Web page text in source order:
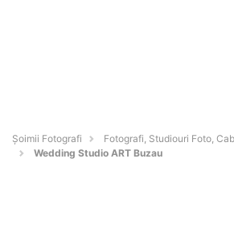
Șoimii Fotografi
Fotografi, Studiouri Foto,
Wedding Studio ART Buzau